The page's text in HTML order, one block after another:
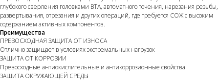
глубокого сверления головками BTA, автоматного точения, нарезания резьбы,
развертывания, отрезания и других операций, где требуется СОЖ с высоким
содержанием активных компонентов.
Преимущества
ПРЕВОСХОДНАЯ ЗАЩИТА ОТ ИЗНОСА
Отлично защищает в условиях экстремальных нагрузок
ЗАЩИТА ОТ КОРРОЗИИ
Превосходные антиокислительные и антикоррозионные свойства
ЗАЩИТА ОКРУЖАЮЩЕЙ СРЕДЫ